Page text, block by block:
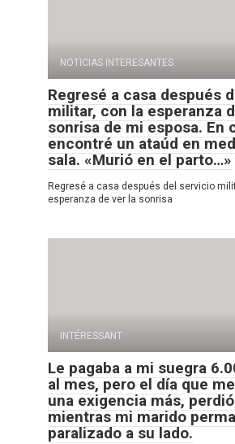
NOTICIAS INTERESANTES
Regresé a casa después
militar, con la esperanza
sonrisa de mi esposa. En
encontré un ataúd en
sala. «Murió en el parto…»
Regresé a casa después del servicio
esperanza de ver la sonrisa
INTÉRESSANT
Le pagaba a mi suegra
al mes, pero el día que
una exigencia más,
mientras mi marido
paralizado a su lado.